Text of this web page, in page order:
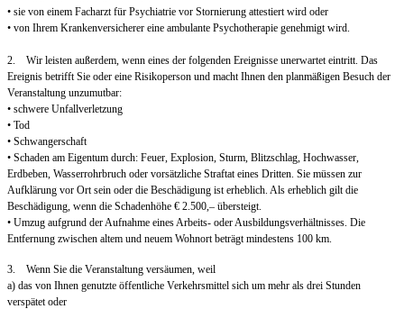
• sie von einem Facharzt für Psychiatrie vor Stornierung attestiert wird oder
• von Ihrem Krankenversicherer eine ambulante Psychotherapie genehmigt wird.
2. Wir leisten außerdem, wenn eines der folgenden Ereignisse unerwartet eintritt. Das
Ereignis betrifft Sie oder eine Risikoperson und macht Ihnen den planmäßigen Besuch der
Veranstaltung unzumutbar:
• schwere Unfallverletzung
• Tod
• Schwangerschaft
• Schaden am Eigentum durch: Feuer, Explosion, Sturm, Blitzschlag, Hochwasser,
Erdbeben, Wasserrohrbruch oder vorsätzliche Straftat eines Dritten. Sie müssen zur
Aufklärung vor Ort sein oder die Beschädigung ist erheblich. Als erheblich gilt die
Beschädigung, wenn die Schadenhöhe € 2.500,– übersteigt.
• Umzug aufgrund der Aufnahme eines Arbeits- oder Ausbildungsverhältnisses. Die
Entfernung zwischen altem und neuem Wohnort beträgt mindestens 100 km.
3. Wenn Sie die Veranstaltung versäumen, weil
a) das von Ihnen genutzte öffentliche Verkehrsmittel sich um mehr als drei Stunden
verspätet oder